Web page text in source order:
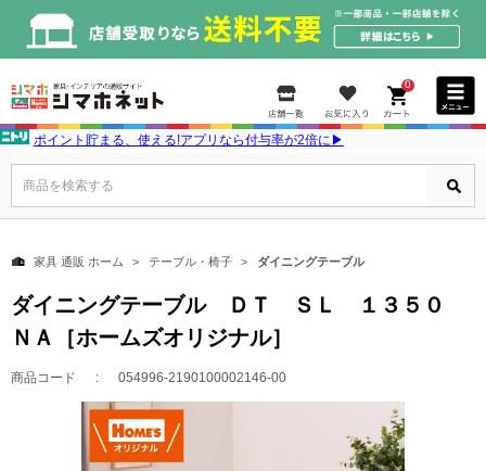
0
ポイント貯まる、使える!アプリなら付与率が2倍に▶
商品を検索する
家具 通販 ホーム テーブル・椅子 ダイニングテーブル
ダイニングテーブル ＤＴ ＳＬ １３５０
ＮＡ［ホームズオリジナル］
商品コード 054996-2190100002146-00